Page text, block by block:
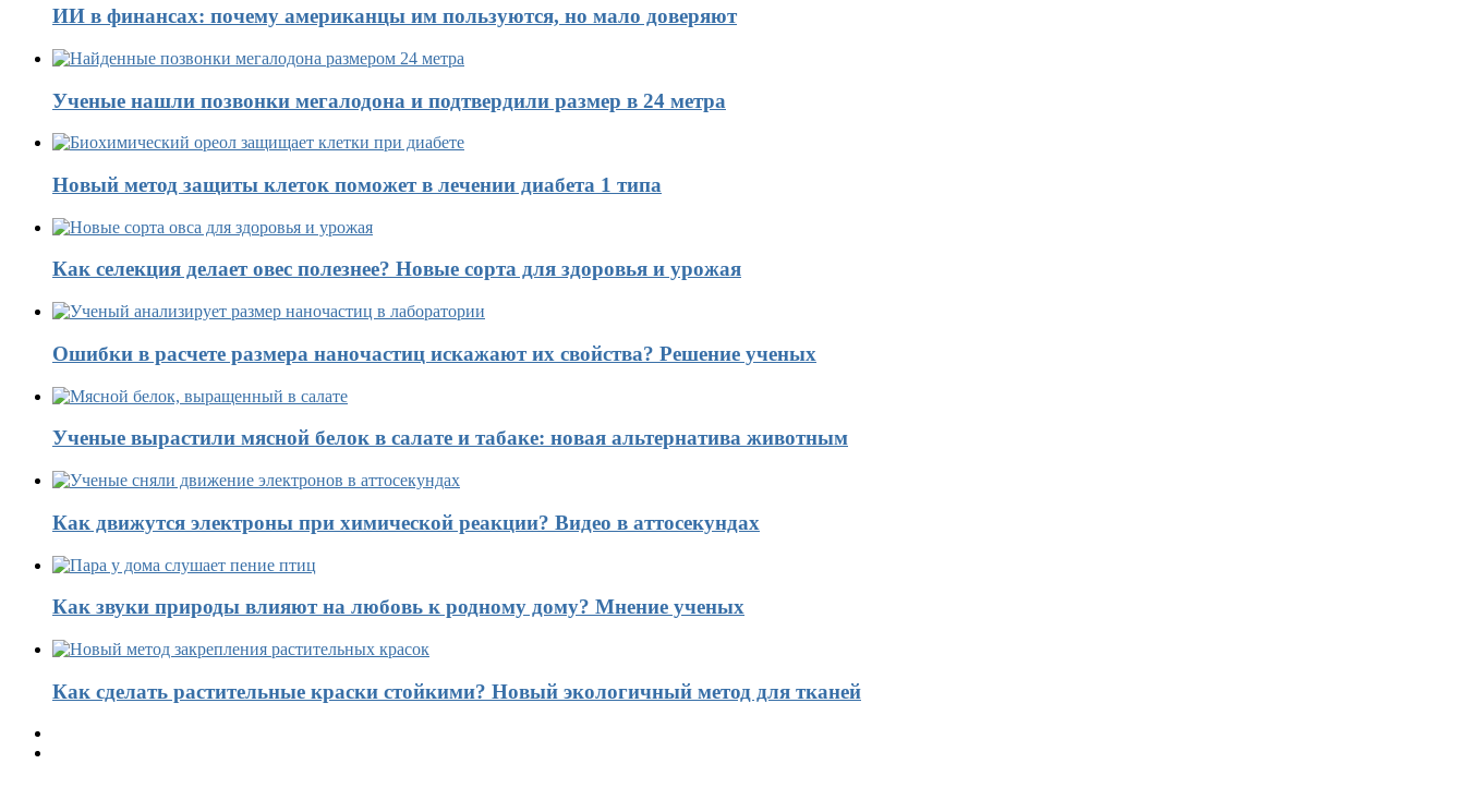
ИИ в финансах: почему американцы им пользуются, но мало доверяют
Ученые нашли позвонки мегалодона и подтвердили размер в 24 метра
Новый метод защиты клеток поможет в лечении диабета 1 типа
Как селекция делает овес полезнее? Новые сорта для здоровья и урожая
Ошибки в расчете размера наночастиц искажают их свойства? Решение ученых
Ученые вырастили мясной белок в салате и табаке: новая альтернатива животным
Как движутся электроны при химической реакции? Видео в аттосекундах
Как звуки природы влияют на любовь к родному дому? Мнение ученых
Как сделать растительные краски стойкими? Новый экологичный метод для тканей